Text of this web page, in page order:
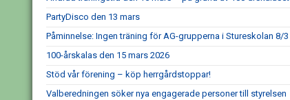
PartyDisco den 13 mars
Påminnelse: Ingen träning för AG-grupperna i Stureskolan 8/3
100-årskalas den 15 mars 2026
Stöd vår förening – köp herrgårdstoppar!
Valberedningen söker nya engagerade personer till styrelsen